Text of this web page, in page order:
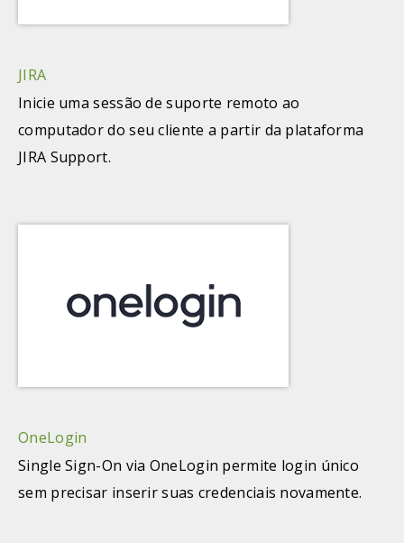
JIRA
Inicie uma sessão de suporte remoto ao
computador do seu cliente a partir da plataforma
JIRA Support.
OneLogin
Single Sign-On via OneLogin permite login único
sem precisar inserir suas credenciais novamente.